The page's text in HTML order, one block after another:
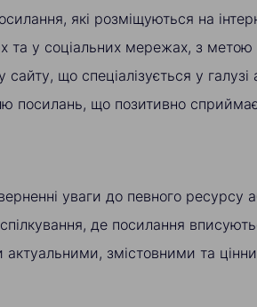
які розміщуються на
та у соціальних мережах, з метою
сайту, що спеціалізується у
посилань, що позитивно
уваги до певного ресурсу
де посилання
актуальними, змістовними та